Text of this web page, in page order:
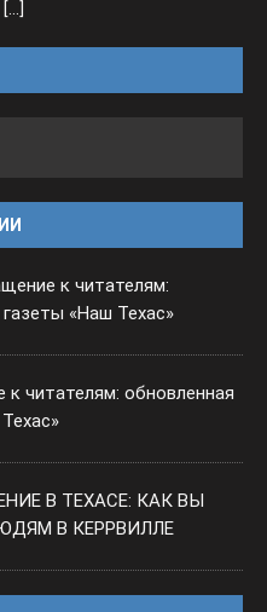
[...]
к читателям:
«Наш Техас»
читателям: обновленная
В ТЕХАСЕ: КАК ВЫ
В КЕРРВИЛЛЕ